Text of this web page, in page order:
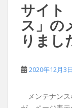
サイト
ス」の
りまし
2020年12月3日
メンテナン